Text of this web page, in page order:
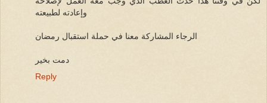
وإعادته لطبيعته
الرجاء المشاركة معنا في حملة استقبال رمضان
دمت بخير
Reply